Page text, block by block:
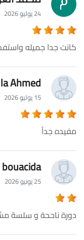
24 يوليو 2026
كانت جدا جميله
Ahmed
15 يوليو 2026
مفيده جداً
25 يونيو 2026
دورة ناححة و سلسة